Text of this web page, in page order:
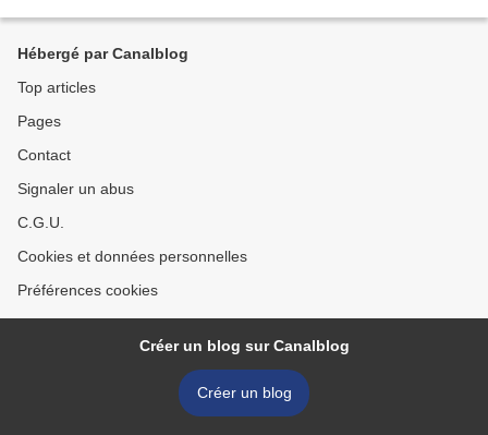
Hébergé par Canalblog
Top articles
Pages
Contact
Signaler un abus
C.G.U.
Cookies et données personnelles
Préférences cookies
Créer un blog sur Canalblog
Créer un blog